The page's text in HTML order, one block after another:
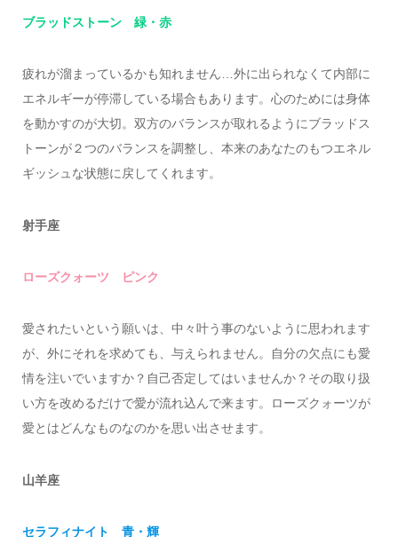
ブラッドストーン 緑・赤
疲れが溜まっているかも知れません…外に出られなくて内部に
エネルギーが停滞している場合もあります。心のためには身体
を動かすのが大切。双方のバランスが取れるようにブラッドス
トーンが２つのバランスを調整し、本来のあなたのもつエネル
ギッシュな状態に戻してくれます。
射手座
ローズクォーツ ピンク
愛されたいという願いは、中々叶う事のないように思われます
が、外にそれを求めても、与えられません。自分の欠点にも愛
情を注いでいますか？自己否定してはいませんか？その取り扱
い方を改めるだけで愛が流れ込んで来ます。ローズクォーツが
愛とはどんなものなのかを思い出させます。
山羊座
セラフィナイト 青・輝